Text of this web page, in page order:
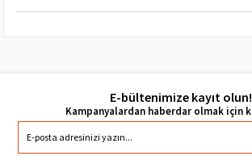
E-bültenimize kayıt olun!